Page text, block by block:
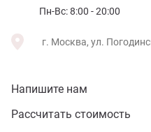
Пн-Вс: 8:00 - 20:00
г. Москва, ул.
Напишите нам
Рассчитать стоимость